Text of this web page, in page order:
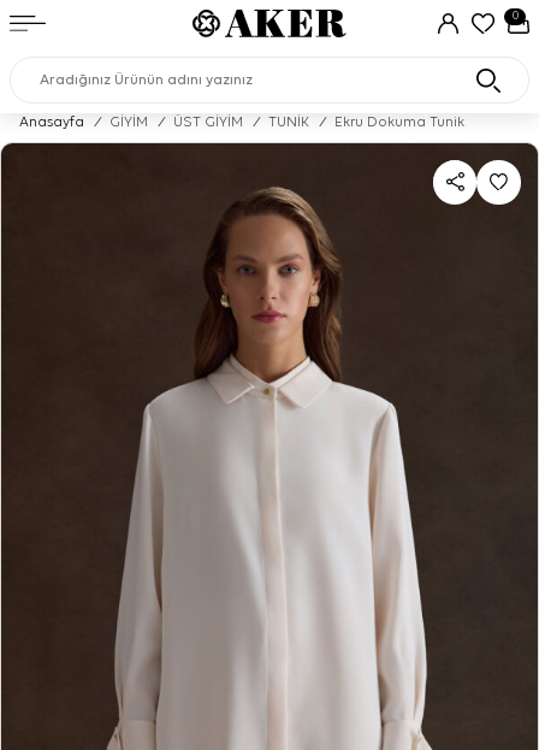
0
Anasayfa / GİYİM / ÜST GİYİM / TUNİK / Ekru Dokuma Tunik